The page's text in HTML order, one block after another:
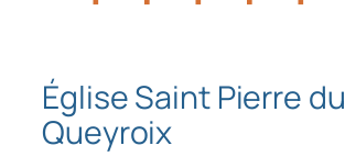
Église Saint Pierre du
Queyroix